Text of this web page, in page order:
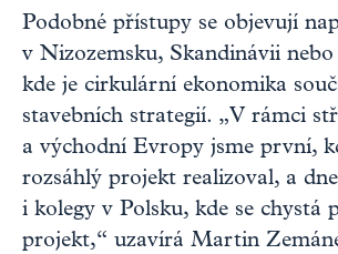
Podobné přístupy se objevují
v Nizozemsku, Skandinávii
kde je cirkulární ekonomika
stavebních strategií. „V rámci
a východní Evropy jsme první,
rozsáhlý projekt realizoval, a
i kolegy v Polsku, kde se chystá
projekt,“ uzavírá Martin